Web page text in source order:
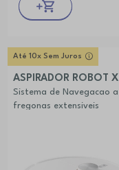
Até 10x Sem Juros
ASPIRADOR ROBOT
Sistema de Navegacao
fregonas extensiveis